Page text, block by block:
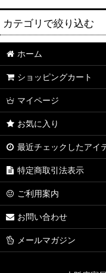
カテゴリで絞り込む
日本酒
芋焼酎
麦焼酎
栗焼酎
黒糖焼酎
イチローズモルト
ホーム
ショッピングカート
マイページ
お気に入り
最近チェックしたアイ
特定商取引法表示
ご利用案内
お問い合わせ
メールマガジン